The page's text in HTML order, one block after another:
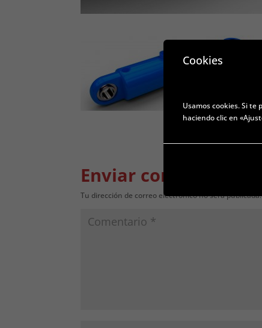
Enviar comentario
Tu dirección de correo electrónico no será publicada.
Cookies
Usamos cookies. Si te
haciendo clic en